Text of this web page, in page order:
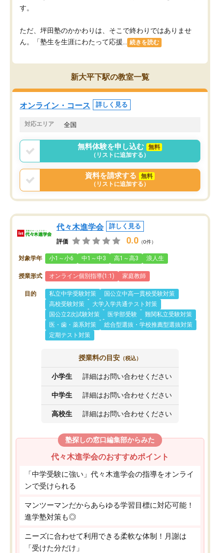
す。
ただ、坪田塾のかかわりは、そこで終わりではありませ
ん。「塾生を生涯にわたって応援...
続きを読む
新大平下駅の教室一覧
オンライン・コース 詳しく見る
対応エリア 全国
無料体験を申し込む
無料
（リストに追加する）
資料を請求する
無料
（リストに追加する）
代々木進学会 詳しく見る
評価 0.0 （0件）
対象学年 小1～小6 中1～中3 高1～高3 浪人生
授業形式 オンライン個別指導(1:1) 家庭教師
目的 私立中学受験対策
国公立中高一貫校受験対策
高校受験対策
大学入学共通テスト対策
国公立2次試験対策
医学部受験
難関私立受験対策
医・歯・薬系対策
総合型選抜・学校推薦型選抜対策
定期テスト対策
授業料の目安 （税込）
小学生 詳細はお問い合わせください
中学生 詳細はお問い合わせください
高校生 詳細はお問い合わせください
塾探しの窓口編集部からみた
代々木進学会のおすすめポイント
「中学受験に強い」代々木進学会の指導をオンライ
ンで受けられる
マンツーマンだからあらゆる学習目標に対応可能！
進学塾対策も◎
ニーズに合わせて利用できる柔軟な体制！月謝は
「受けた分だけ」